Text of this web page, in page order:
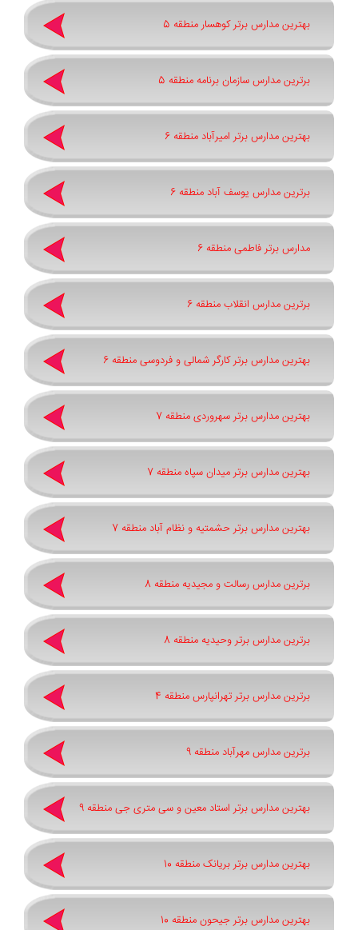
بهترین مدارس برتر کوهسار منطقه 5
برترین مدارس سازمان برنامه منطقه 5
بهترین مدارس برتر امیرآباد منطقه 6
برترین مدارس یوسف آباد منطقه 6
مدارس برتر فاطمی منطقه 6
برترین مدارس انقلاب منطقه 6
بهترین مدارس برتر کارگر شمالی و فردوسی منطقه 6
بهترین مدارس برتر سهروردی منطقه 7
بهترین مدارس برتر میدان سپاه منطقه 7
بهترین مدارس برتر حشمتیه و نظام آباد منطقه 7
برترین مدارس رسالت و مجیدیه منطقه 8
برترین مدارس برتر وحیدیه منطقه 8
برترین مدارس برتر تهرانپارس منطقه 4
برترین مدارس مهرآباد منطقه 9
بهترین مدارس برتر استاد معین و سی متری جی منطقه 9
بهترین مدارس برتر بریانک منطقه 10
بهترین مدارس برتر جیحون منطقه 10